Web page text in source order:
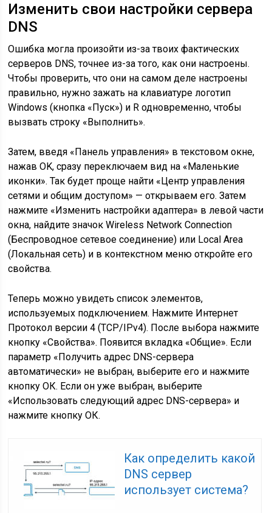
Изменить свои настройки сервера
DNS
Ошибка могла произойти из-за твоих фактических
серверов DNS, точнее из-за того, как они настроены.
Чтобы проверить, что они на самом деле настроены
правильно, нужно зажать на клавиатуре логотип
Windows (кнопка «Пуск») и R одновременно, чтобы
вызвать строку «Выполнить».
Затем, введя «Панель управления» в текстовом окне,
нажав OK, сразу переключаем вид на «Маленькие
иконки». Так будет проще найти «Центр управления
сетями и общим доступом» — открываем его. Затем
нажмите «Изменить настройки адаптера» в левой части
окна, найдите значок Wireless Network Connection
(Беспроводное сетевое соединение) или Local Area
(Локальная сеть) и в контекстном меню откройте его
свойства.
Теперь можно увидеть список элементов,
используемых подключением. Нажмите Интернет
Протокол версии 4 (TCP/IPv4). После выбора нажмите
кнопку «Свойства». Появится вкладка «Общие». Если
параметр «Получить адрес DNS-сервера
автоматически» не выбран, выберите его и нажмите
кнопку ОК. Если он уже выбран, выберите
«Использовать следующий адрес DNS-сервера» и
нажмите кнопку ОК.
Как определить какой
DNS сервер
использует система?